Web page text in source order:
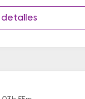
detalles